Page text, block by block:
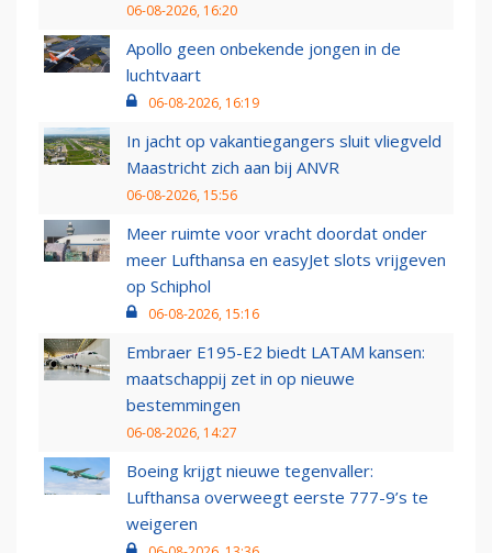
06-08-2026, 16:20
Apollo geen onbekende jongen in de
luchtvaart
06-08-2026, 16:19
In jacht op vakantiegangers sluit vliegveld
Maastricht zich aan bij ANVR
06-08-2026, 15:56
Meer ruimte voor vracht doordat onder
meer Lufthansa en easyJet slots vrijgeven
op Schiphol
06-08-2026, 15:16
Embraer E195-E2 biedt LATAM kansen:
maatschappij zet in op nieuwe
bestemmingen
06-08-2026, 14:27
Boeing krijgt nieuwe tegenvaller:
Lufthansa overweegt eerste 777-9’s te
weigeren